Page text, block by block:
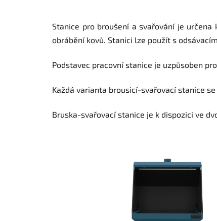
Stanice pro broušení a svařování je
obrábění kovů. Stanici lze použít s
Podstavec pracovní stanice je uzpůsoben
Každá varianta brousicí-svařovací stanice
Bruska-svařovací stanice je k dispozici ve